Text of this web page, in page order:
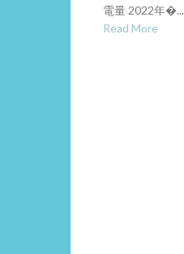
電量 2022年�...
Read More